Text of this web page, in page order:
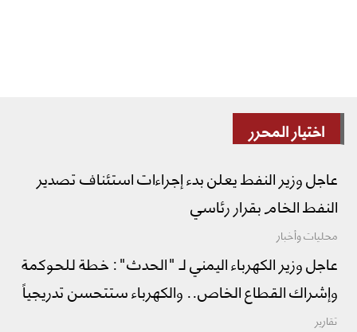
اختيار المحرر
عاجل وزير النفط يعلن بدء إجراءات استئناف تصدير
النفط الخام بقرار رئاسي
محليات وأخبار
عاجل وزير الكهرباء اليمني لـ "الحدث": خطة للحوكمة
وإشراك القطاع الخاص.. والكهرباء ستتحسن تدريجياً
تقارير